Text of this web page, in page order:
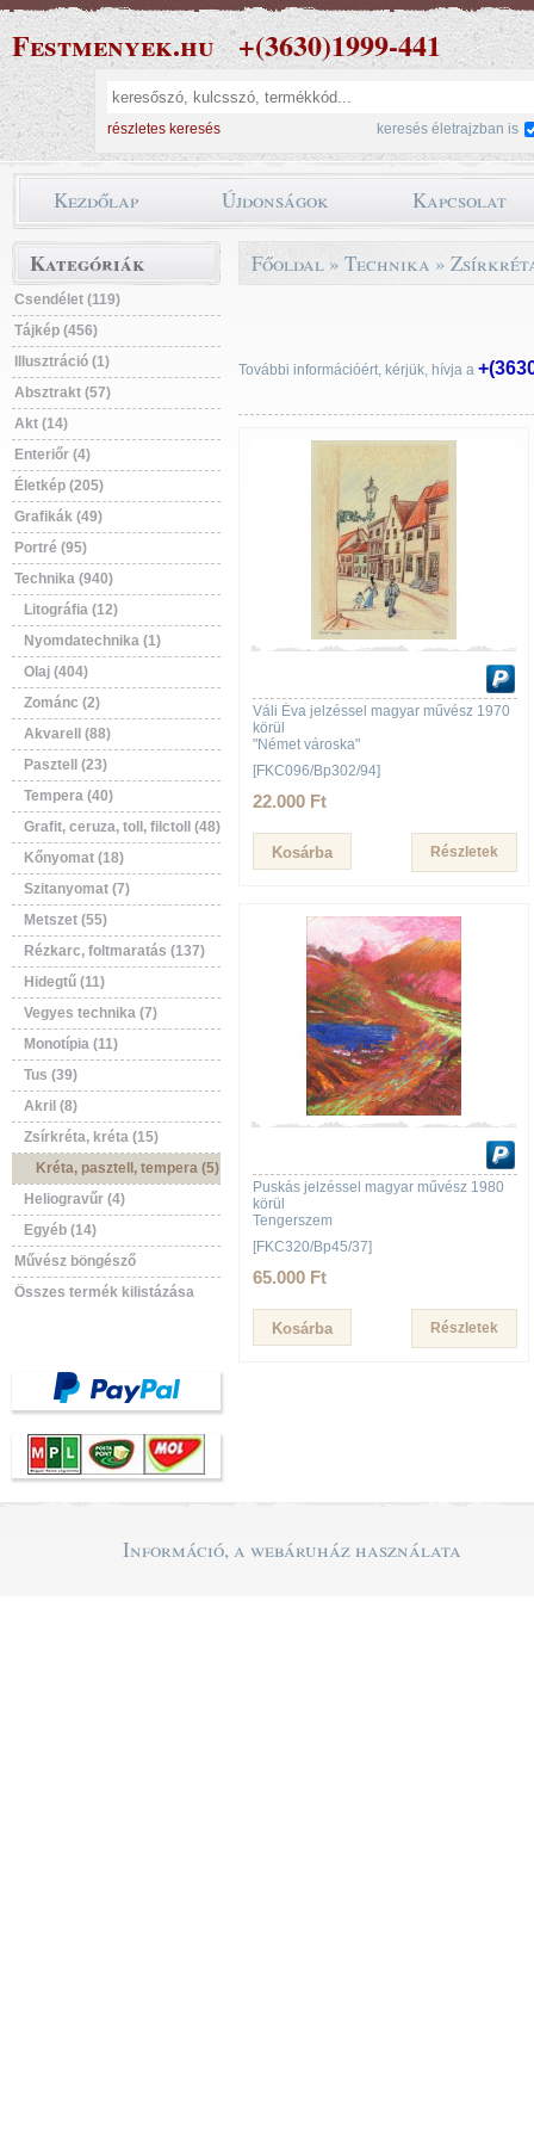
Festmenyek.hu +(3630)1999-441
részletes keresés keresés életrajzban is
Kezdőlap Újdonságok Kapcsolat
Kategóriák
Csendélet (119)
Tájkép (456)
Illusztráció (1)
Absztrakt (57)
Akt (14)
Enteriőr (4)
Életkép (205)
Grafikák (49)
Portré (95)
Technika (940)
Litográfia (12)
Nyomdatechnika (1)
Olaj (404)
Zománc (2)
Akvarell (88)
Pasztell (23)
Tempera (40)
Grafit, ceruza, toll, filctoll (48)
Kőnyomat (18)
Szitanyomat (7)
Metszet (55)
Rézkarc, foltmaratás (137)
Hidegtű (11)
Vegyes technika (7)
Monotípia (11)
Tus (39)
Akril (8)
Zsírkréta, kréta (15)
Kréta, pasztell, tempera (5)
Heliogravűr (4)
Egyéb (14)
Művész böngésző
Összes termék kilistázása
Főoldal » Technika »
További információért, kérjük, hívja a
Váli Éva jelzéssel magyar művész 1970
körül
"Német városka"
[FKC096/Bp302/94]
22.000 Ft
Részletek
Puskás jelzéssel magyar művész 1980
körül
Tengerszem
[FKC320/Bp45/37]
65.000 Ft
Részletek
Információ, a webáruház használata